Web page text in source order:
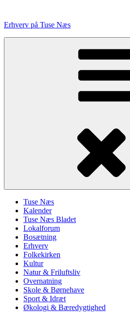
indhold
Erhverv på Tuse Næs
Tuse Næs
Kalender
Tuse Næs Bladet
Lokalforum
Bosætning
Erhverv
Folkekirken
Kultur
Natur & Friluftsliv
Overnatning
Skole & Børnehave
Sport & Idræt
Økologi & Bæredygtighed